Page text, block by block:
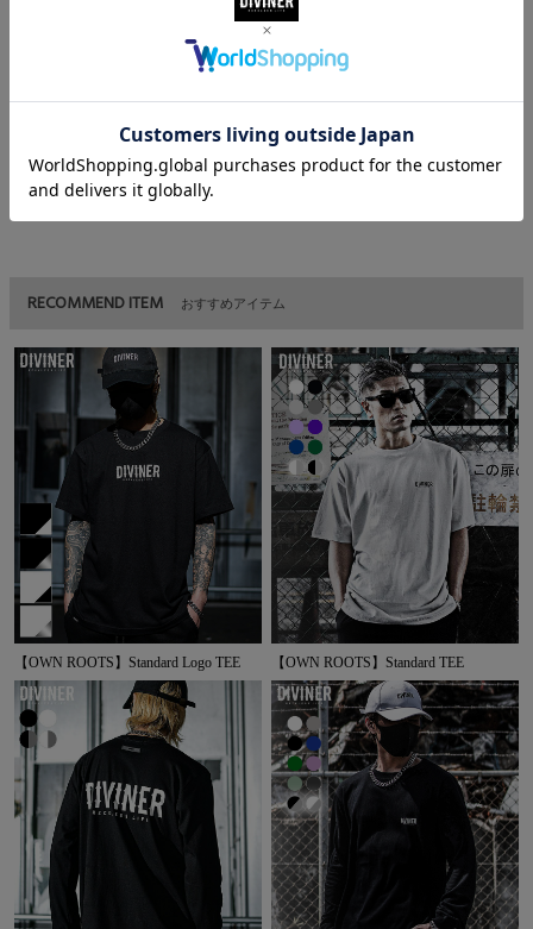
【モデル着用サイズ：M】身長173cm/体重60kg
素材
綿 100％
RECOMMEND ITEM おすすめアイテム
【OWN ROOTS】Standard Logo TEE 【OWN ROOTS】Standard TEE